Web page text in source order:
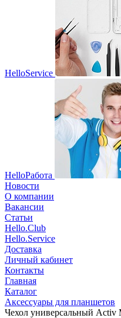
HelloService
HelloРабота
Новости
О компании
Вакансии
Статьи
Hello.Club
Hello.Service
Доставка
Личный кабинет
Контакты
Главная
Каталог
Аксессуары для планшетов
Чехол универсальный Activ